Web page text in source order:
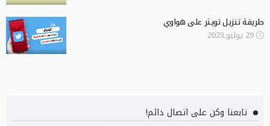
طريقة تنزيل تويتر على هواوي
29 يوليو,2023
تابعنا وكن على اتصال دائم!